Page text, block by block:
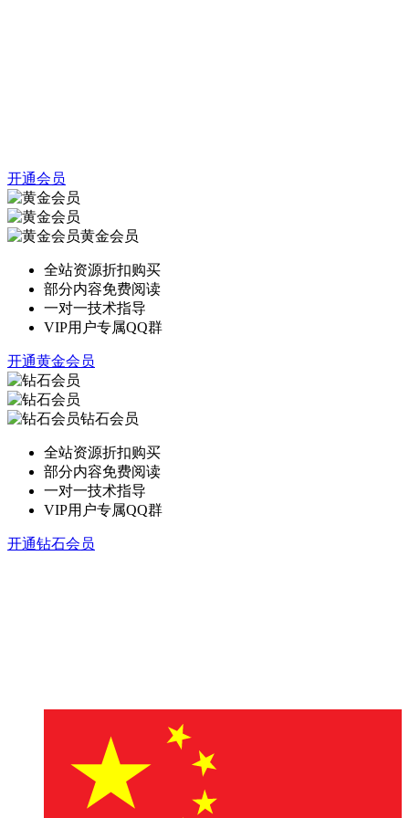
开通会员
黄金会员
全站资源折扣购买
部分内容免费阅读
一对一技术指导
VIP用户专属QQ群
开通黄金会员
钻石会员
全站资源折扣购买
部分内容免费阅读
一对一技术指导
VIP用户专属QQ群
开通钻石会员